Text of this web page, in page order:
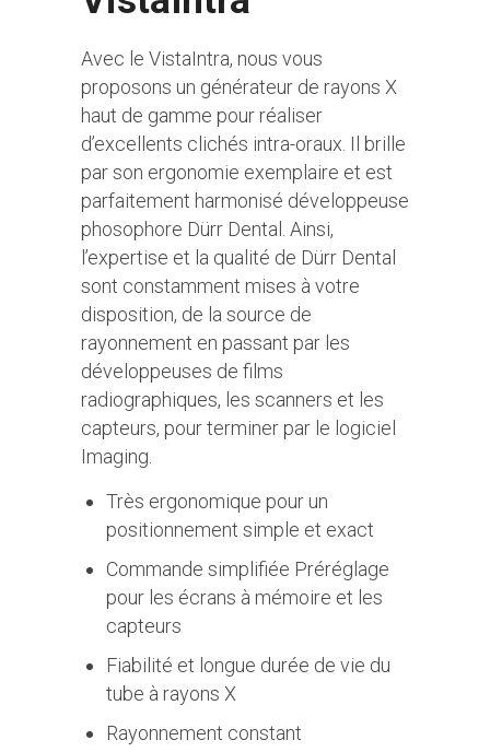
Avec le VistaIntra, nous vous
proposons un générateur de rayons X
haut de gamme pour réaliser
d’excellents clichés intra-oraux. Il brille
par son ergonomie exemplaire et est
parfaitement harmonisé développeuse
phosophore Dürr Dental. Ainsi,
l’expertise et la qualité de Dürr Dental
sont constamment mises à votre
disposition, de la source de
rayonnement en passant par les
développeuses de films
radiographiques, les scanners et les
capteurs, pour terminer par le logiciel
Imaging.
Très ergonomique pour un
positionnement simple et exact
Commande simplifiée Préréglage
pour les écrans à mémoire et les
capteurs
Fiabilité et longue durée de vie du
tube à rayons X
Rayonnement constant